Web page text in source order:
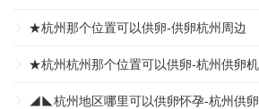
★杭州那个位置可以供卵-供卵杭州周边
★杭州杭州那个位置可以供卵-杭州供卵
◢◣杭州地区哪里可以供卵怀孕-杭州供卵